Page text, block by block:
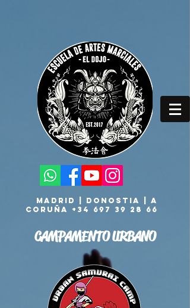
MADRID | DONOSTIA | A
CORUÑA +34 697 39 28 66
CAMPAMENTO URBANO